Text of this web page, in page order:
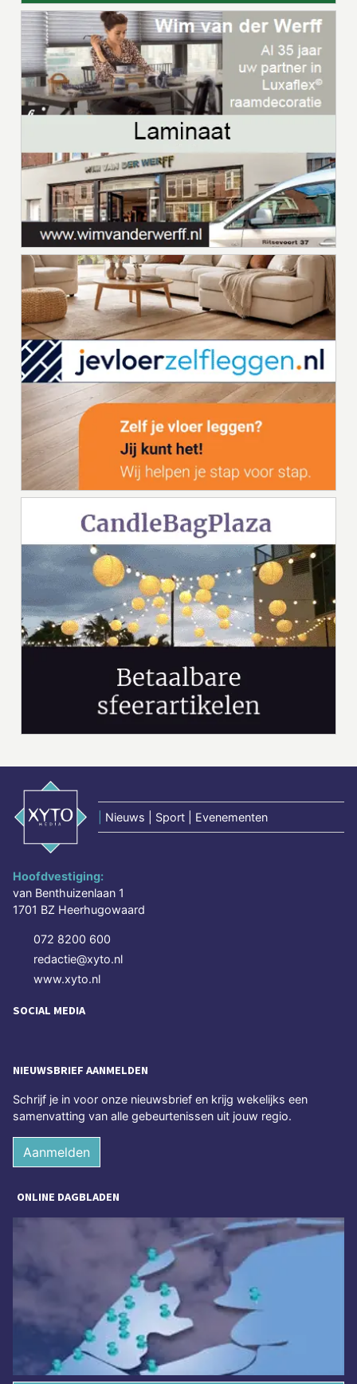
Nieuws | Sport | Evenementen
Hoofdvestiging:
van Benthuizenlaan 1
1701 BZ Heerhugowaard
072 8200 600
redactie@xyto.nl
www.xyto.nl
SOCIAL MEDIA
NIEUWSBRIEF AANMELDEN
Schrijf je in voor onze nieuwsbrief en krijg wekelijks een
samenvatting van alle gebeurtenissen uit jouw regio.
Aanmelden
ONLINE DAGBLADEN